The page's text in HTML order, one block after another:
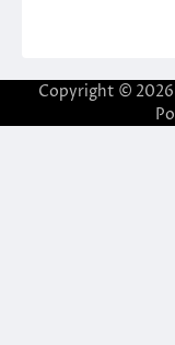
Copyright © 2026